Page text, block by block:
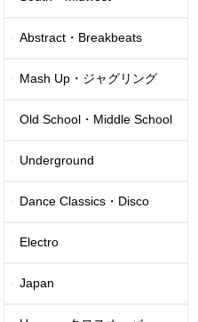
Abstract・Breakbeats
Mash Up・ジャグリング
Old School・Middle School
Underground
Dance Classics・Disco
Electro
Japan